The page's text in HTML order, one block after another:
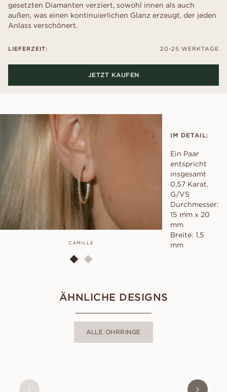
gesetzten Diamanten verziert, sowohl innen als auch
außen, was einen kontinuierlichen Glanz erzeugt, der jeden
Anlass verschönert.
LIEFERZEIT: 20-25 WERKTAGE
JETZT KAUFEN
CAMILLE
IM DETAIL:
Ein Paar
entspricht
insgesamt
0,57 Karat,
G/VS
Durchmesser:
15 mm x 20
mm
Breite: 1,5
mm
ÄHNLICHE DESIGNS
ALLE OHRRINGE